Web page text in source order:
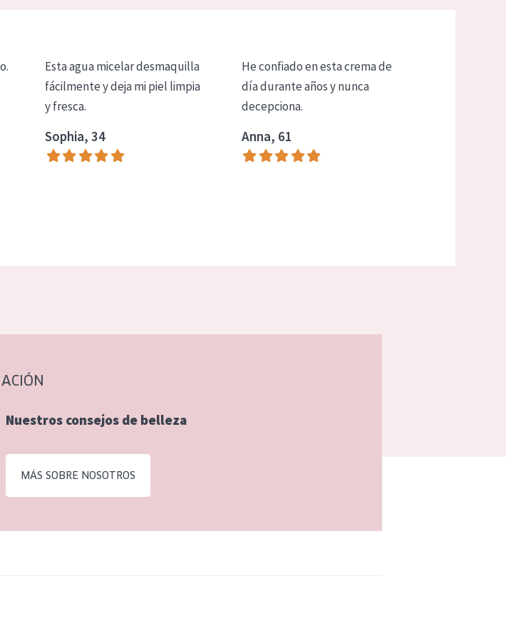
Esta agua micelar desmaquilla
fácilmente y deja mi piel limpia
y fresca.
Sophia, 34
He confiado en esta crema de
día durante años y nunca
decepciona.
Anna, 61
Nuestros consejos de belleza
MÁS SOBRE NOSOTROS